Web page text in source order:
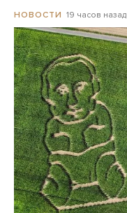
НОВОСТИ 19 часов назад